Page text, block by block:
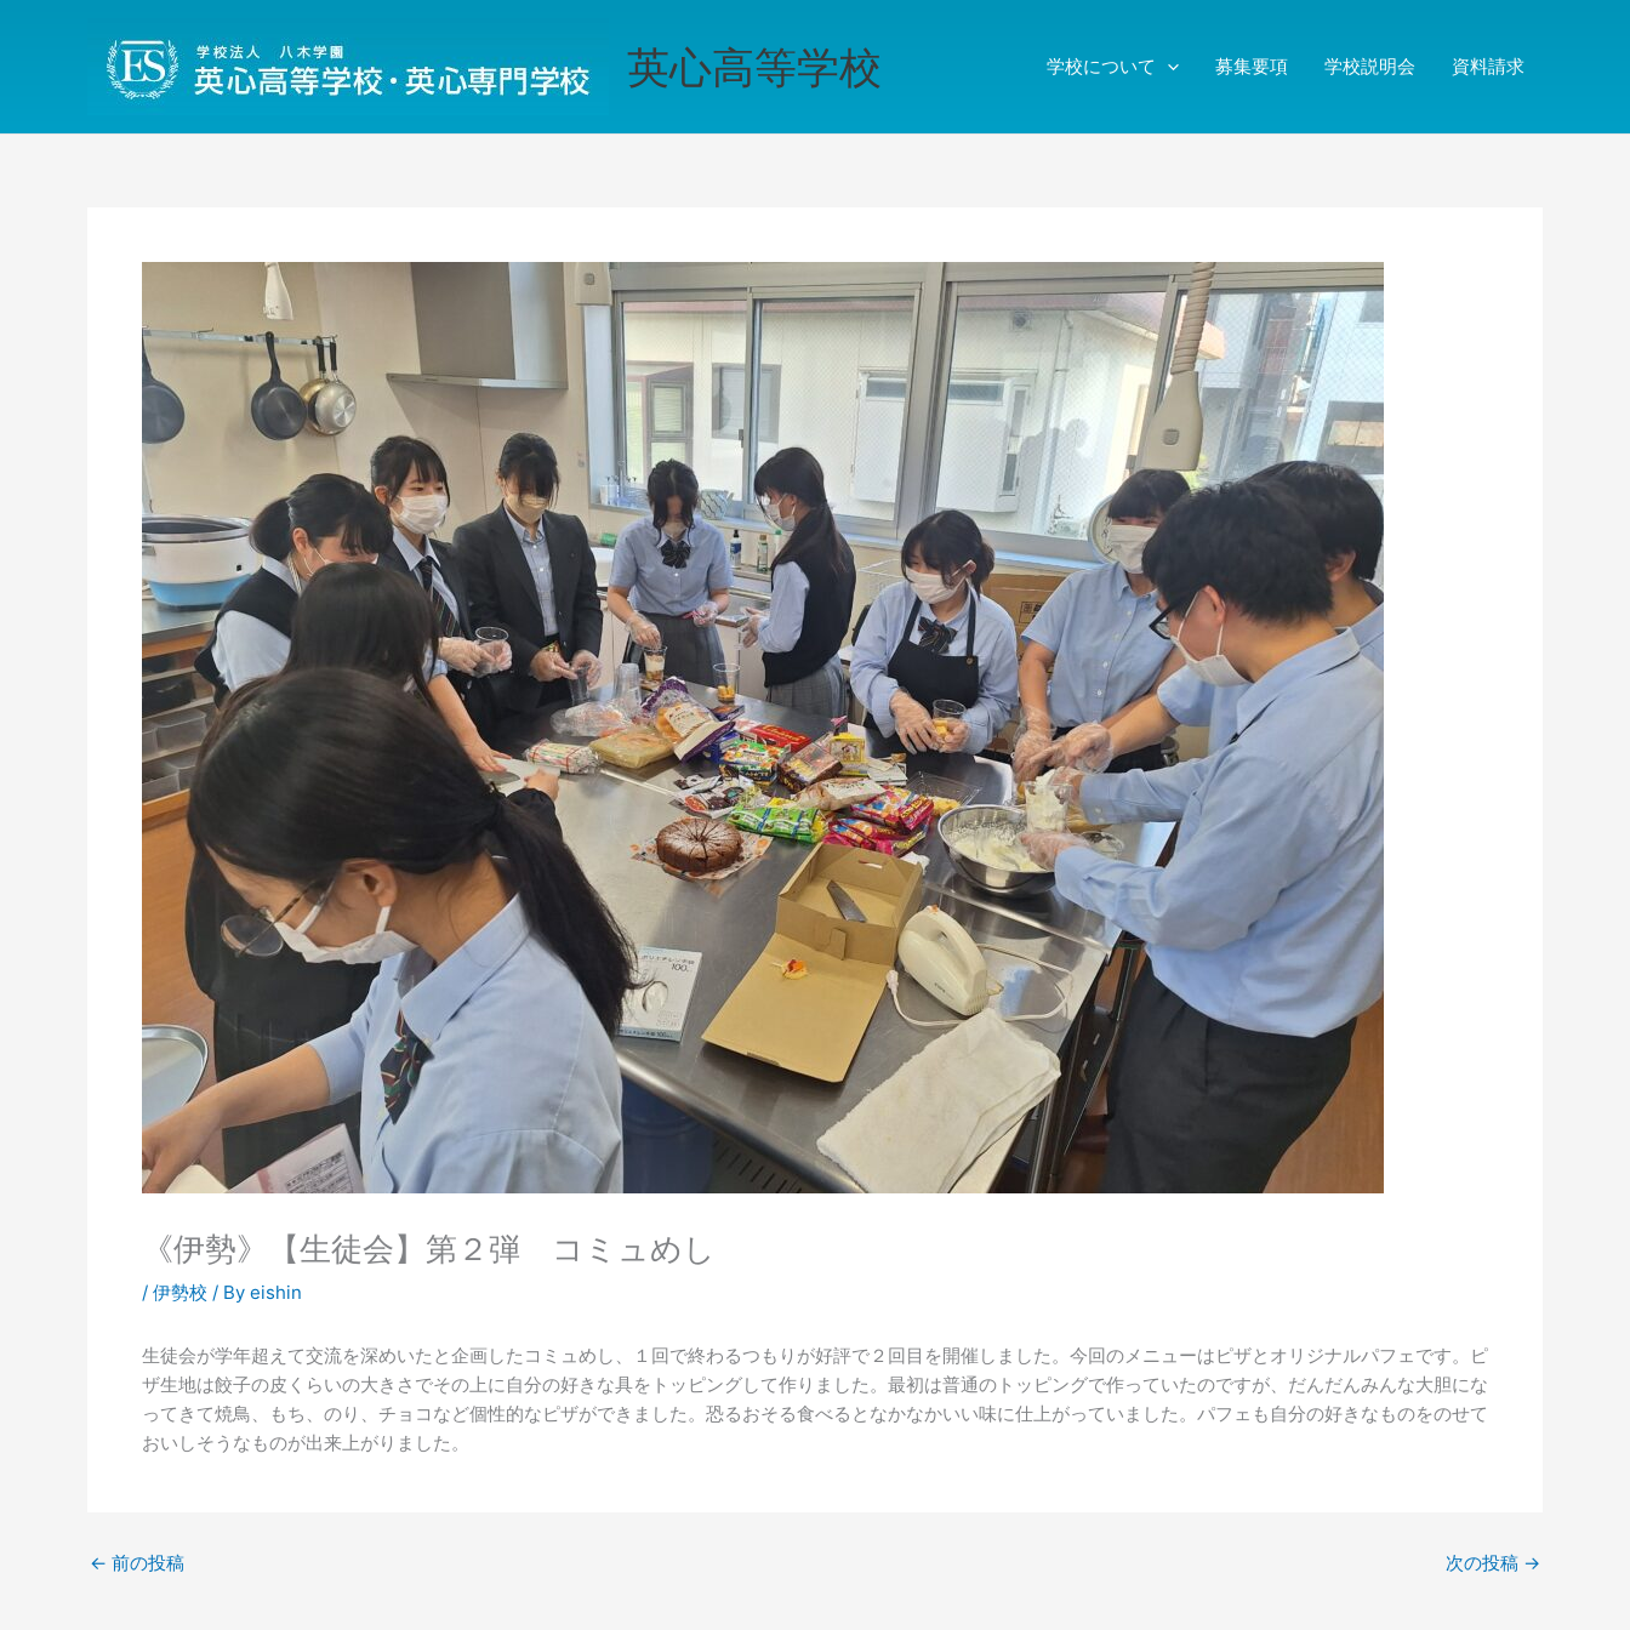
キ
英心高等学校 学校について 募集要項 学校説明会 資料請求
《伊勢》【生徒会】第２弾 コミュめし
/ 伊勢校 / By eishin
生徒会が学年超えて交流を深めいたと企画したコミュめし、１回で終わるつもりが好評で２回目を開催しました。今回のメニューはピザとオリジナルパフェです。ピ
ザ生地は餃子の皮くらいの大きさでその上に自分の好きな具をトッピングして作りました。最初は普通のトッピングで作っていたのですが、だんだんみんな大胆にな
ってきて焼鳥、もち、のり、チョコなど個性的なピザができました。恐るおそる食べるとなかなかいい味に仕上がっていました。パフェも自分の好きなものをのせて
おいしそうなものが出来上がりました。
← 前の投稿 次の投稿 →